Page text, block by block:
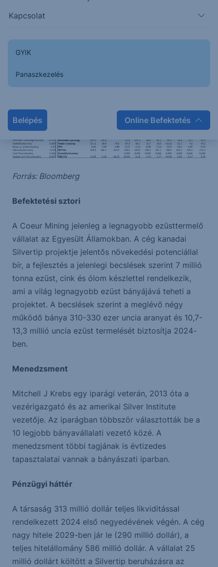
Kapcsolat
GYIK
Panaszkezelés
Belépés Online Befektetés
Forrás: Bloomberg
Befektetési sztori
A Coeur Mining jelenleg a legnagyobb ezüsttermelő
vállalat az Egyesült Államokban. A cég kanadai
Silvertip projektje jelentős növekedési potenciállal
bír, a fejlesztés a jelenlegi becslések szerint 7 millió
tonna ezüst, cink és ólom készlettel rendelkezik,
ami a világ legnagyobb ezüst bányájává teheti a
projektet. A becslések szerint a meglévő négy
működő bánya 310-330 ezer uncia aranyat és 10,7-
13,3 millió uncia ezüst termelését biztosítja 2024-
ben.
Menedzsment
Mitchell J Krebs egy iparági veterán, 2013 óta a
vezérigazgató és az amerikai Silver Institute
vezetője. Az iparágban többször választották be a
10 legjobb bányavállalati vezető közé. A
menedzsment többi tagjának is évtizedes
tapasztalatai vannak a bányászati iparban.
Pénzügyi háttér
A társaság 313 millió dollár teljes likviditással
rendelkezett 2024 első negyedévének végén. A cég
nagy hitele 2029-ben jár le (290 millió dollár), a
teljes hitelállomány 586 millió dollár. A vállalat 25
millió dollárt költött a Silvertip beruházásra az